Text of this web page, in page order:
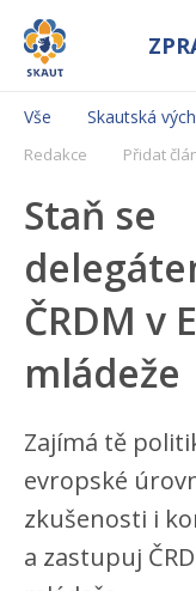
Vše Skautská
Redakce Přidat
Staň se
ČRDM v
mládeže
Zajímá tě
evropské
zkušenosti i
a zastupuj